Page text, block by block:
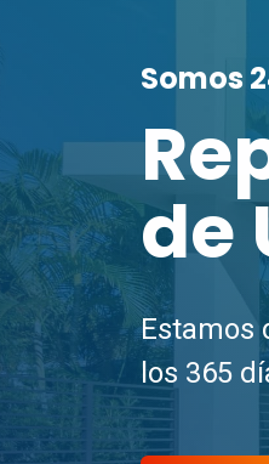
Somos
de
Estamos
los 365